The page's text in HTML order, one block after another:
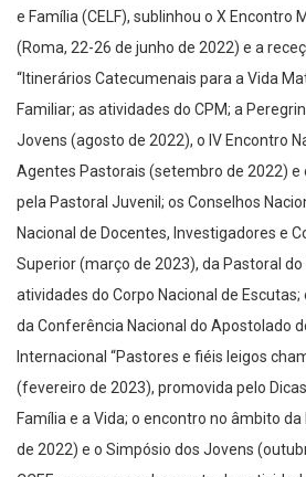
e Família (CELF), sublinhou o X Encontro
(Roma, 22-26 de junho de 2022) e a
“Itinerários Catecumenais para a Vida
Familiar; as atividades do CPM; a
Jovens (agosto de 2022), o IV Encontro
Agentes Pastorais (setembro de 2022) e
pela Pastoral Juvenil; os Conselhos
Nacional de Docentes, Investigadores e
Superior (março de 2023), da Pastoral do
atividades do Corpo Nacional de Escutas;
da Conferência Nacional do Apostolado
Internacional “Pastores e fiéis leigos
(fevereiro de 2023), promovida pelo
Família e a Vida; o encontro no âmbito
de 2022) e o Simpósio dos Jovens